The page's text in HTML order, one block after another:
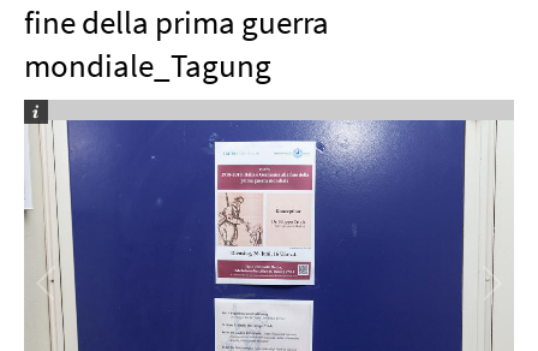
fine della prima guerra
mondiale_Tagung